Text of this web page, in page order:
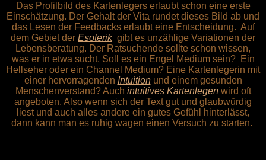
Das Profilbild des Kartenlegers erlaubt schon eine erste
Einschätzung. Der Gehalt der Vita rundet dieses Bild ab und
das Lesen der Feedbacks erlaubt eine Entscheidung. Auf
dem Gebiet der Esoterikgibt es unzählige Variationen der
Lebensberatung. Der Ratsuchende sollte schon wissen,
was er in etwa sucht. Soll es ein Engel Medium sein? Ein
Hellseher oder ein Channel Medium? Eine Kartenlegerin mit
einer hervorragenden Intuitionund einem gesunden
Menschenverstand? Auch intuitives Kartenlegenwird oft
angeboten. Also wenn sich der Text gut und glaubwürdig
liest und auch alles andere ein gutes Gefühl hinterlässt,
dann kann man es ruhig wagen einen Versuch zu starten.